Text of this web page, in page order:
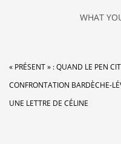
WHAT
« PRÉSENT » : QUAND LE PEN
CONFRONTATION BARDÈCHE-
UNE LETTRE DE CÉLINE